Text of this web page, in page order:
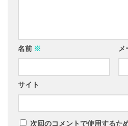
名前 ※ メ
サイト
次回のコメントで使用するた